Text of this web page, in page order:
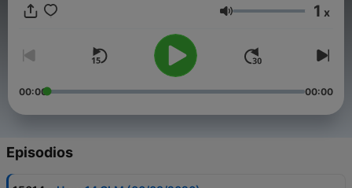
Volumen 1 x
00:00 00:00
Episodios